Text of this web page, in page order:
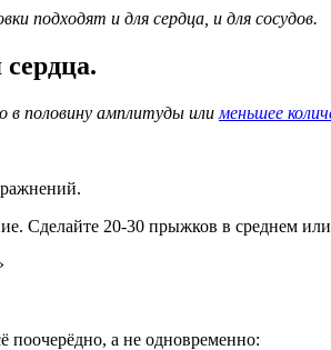
подходят и для сердца, и для сосудов.
в половину амплитуды или меньшее
Сделайте 20-30 прыжков в среднем
поочерёдно, а не одновременно: